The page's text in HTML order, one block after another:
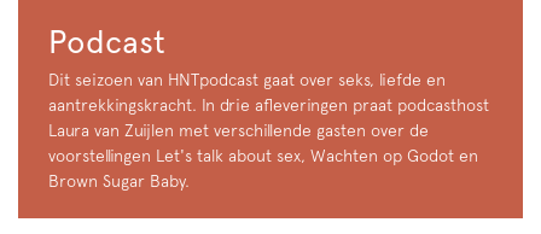
Podcast
Dit seizoen van HNTpodcast gaat over seks, liefde en
aantrekkingskracht. In drie afleveringen praat podcasthost
Laura van Zuijlen met verschillende gasten over de
voorstellingen Let's talk about sex, Wachten op Godot en
Brown Sugar Baby.